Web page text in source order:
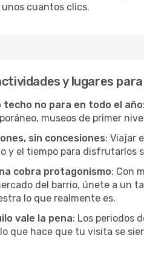
unos cuantos clics.
y lugares
techo no para en todo el año
museos de primer
sin concesiones: Viajar
y el tiempo para disfrutarlos
cobra protagonismo: Con
del barrio, únete a un
lo que realmente es.
vale la pena: Los periodos
que hace que tu visita se